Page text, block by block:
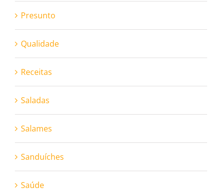
Presunto
Qualidade
Receitas
Saladas
Salames
Sanduíches
Saúde